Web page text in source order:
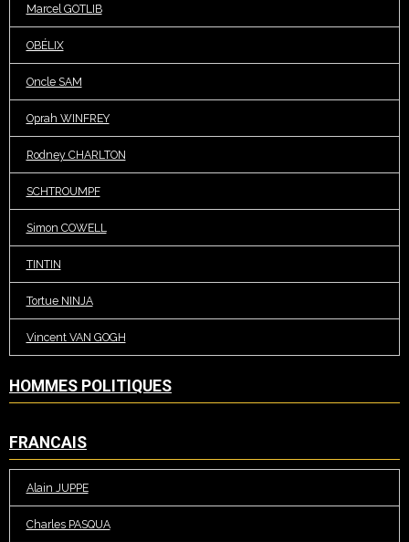
Marcel GOTLIB
OBÉLIX
Oncle SAM
Oprah WINFREY
Rodney CHARLTON
SCHTROUMPF
Simon COWELL
TINTIN
Tortue NINJA
Vincent VAN GOGH
HOMMES POLITIQUES
FRANCAIS
Alain JUPPE
Charles PASQUA